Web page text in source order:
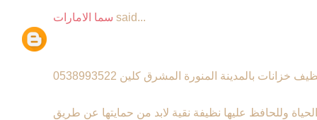
سما الامارات said...
خزانات بالمدينة المنورة المشرق كلين 0538993522
وللحافظ عليها نظيفة نقية لابد من حمايتها عن طريق